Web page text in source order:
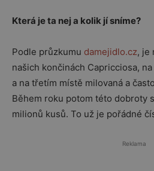
Která je ta nej a kolik jí sníme?
Podle průzkumu damejidlo.cz, je
našich končinách Capricciosa,
a na třetím místě milovaná a
Během roku potom této dobroty
milionů kusů. To už je pořádné
Reklama